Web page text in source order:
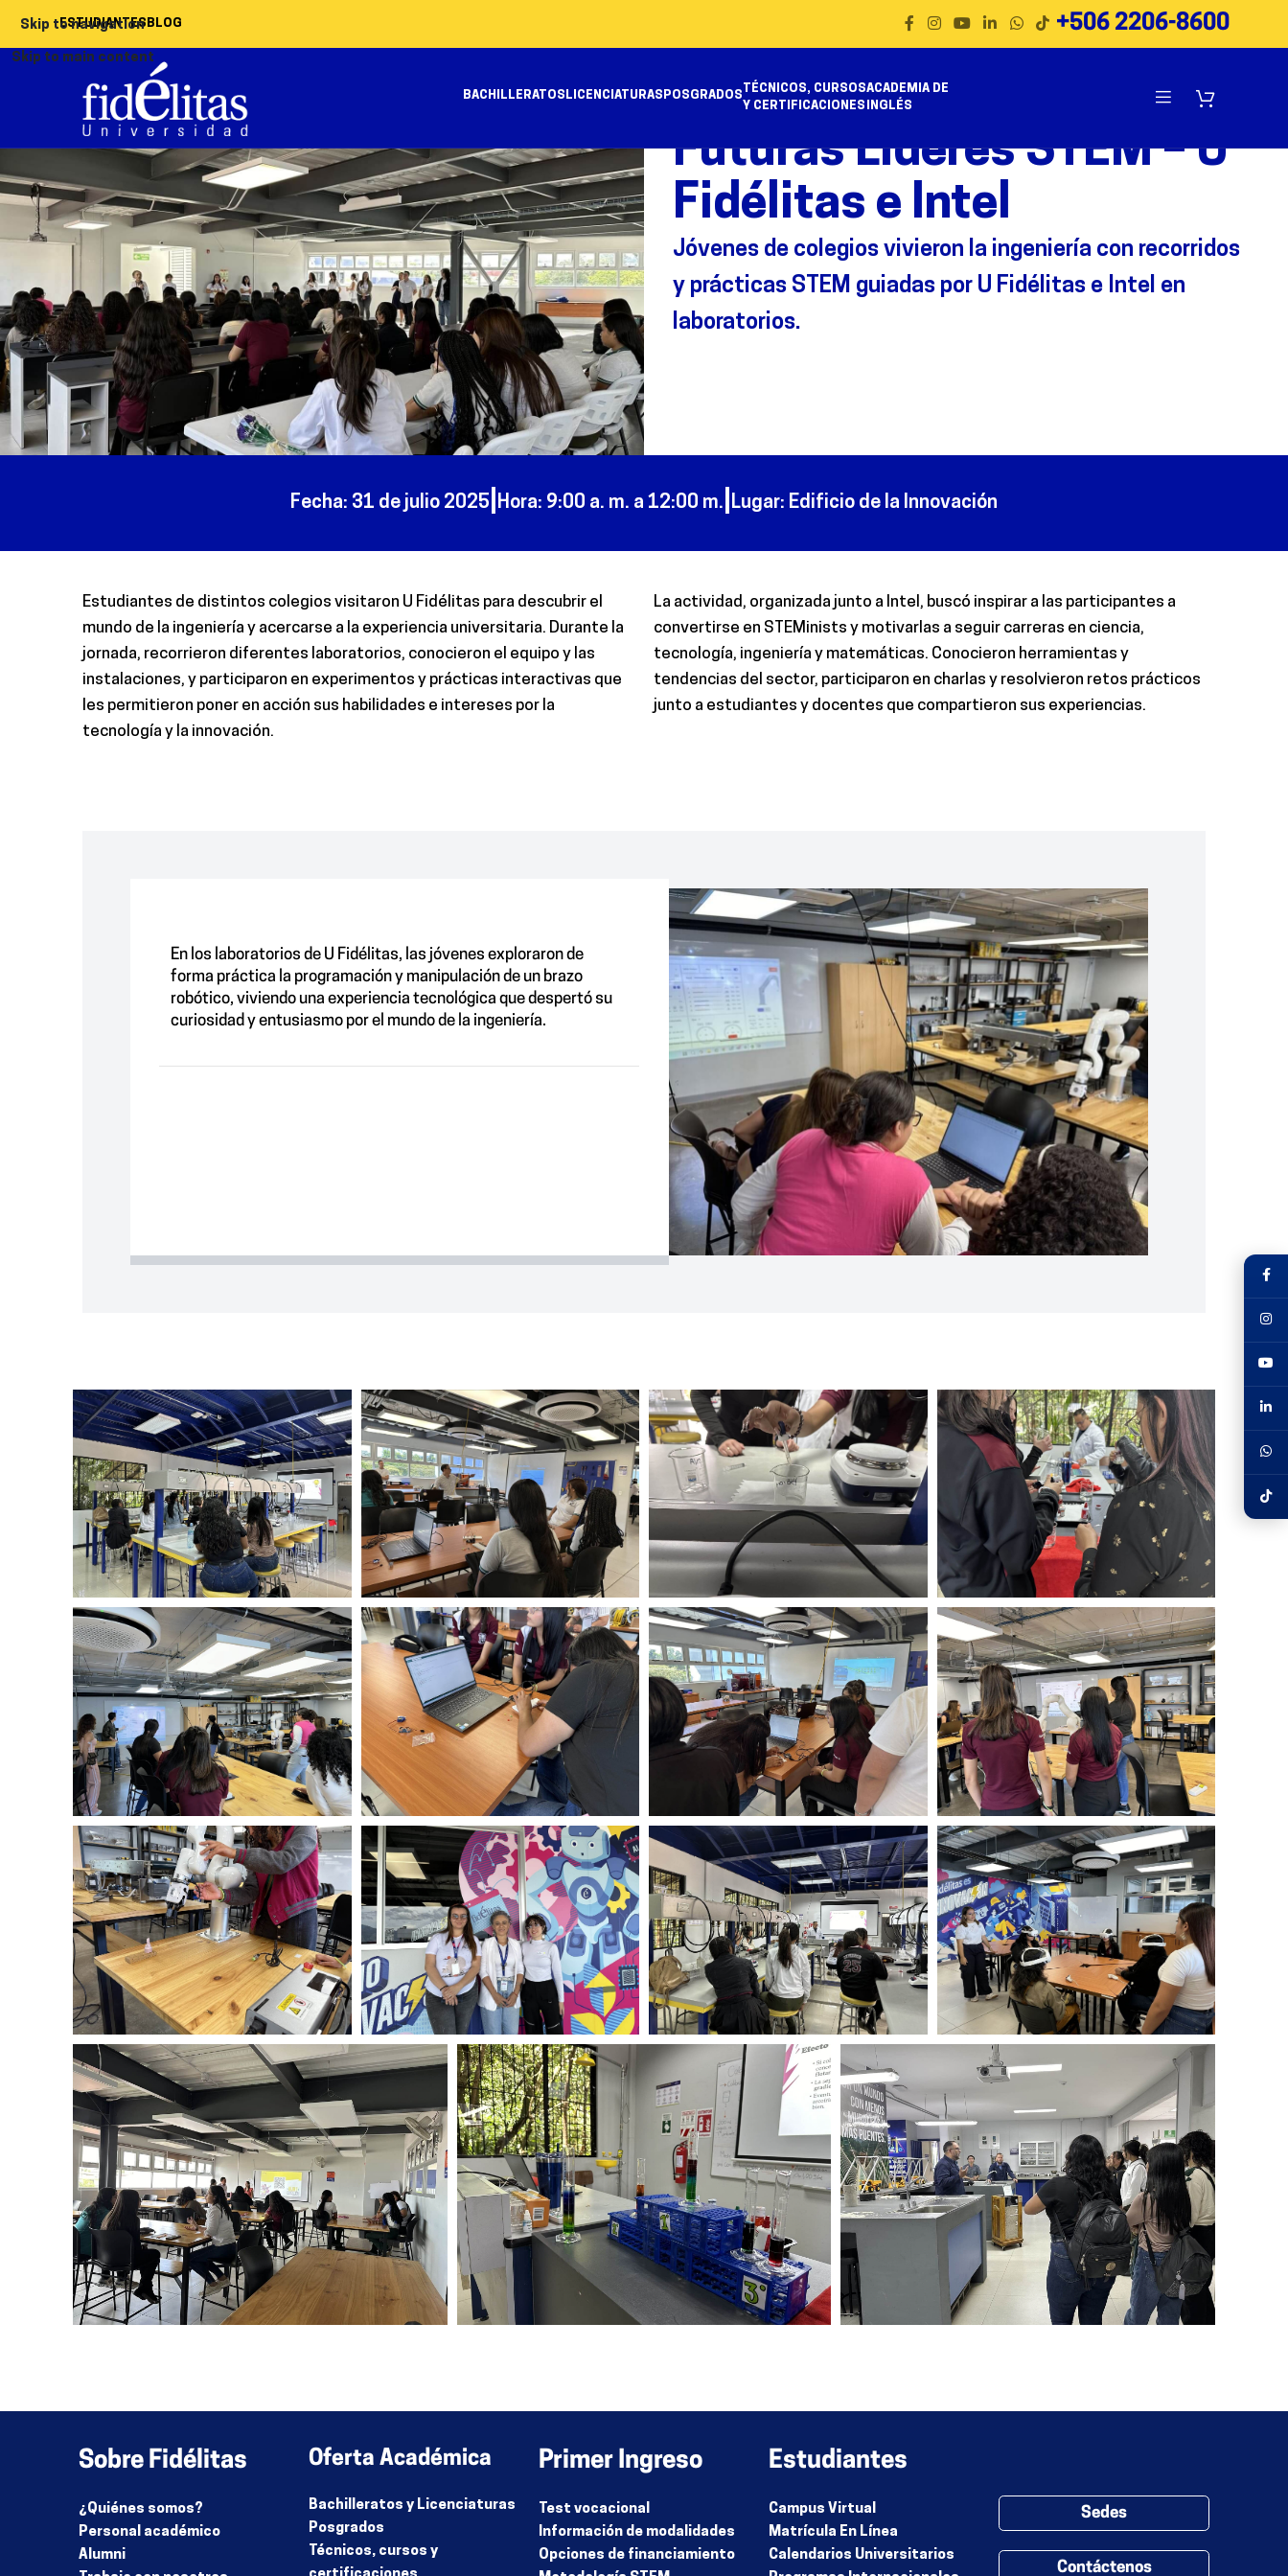
Skip to navigation
Skip to main content
ESTUDIANTES BLOG +506 2206-8600
BACHILLERATOS LICENCIATURAS POSGRADOS
TÉCNICOS, CURSOS
Y CERTIFICACIONES
ACADEMIA DE
INGLÉS
Futuras Líderes STEM – U
Fidélitas e Intel
Jóvenes de colegios vivieron la ingeniería con recorridos
y prácticas STEM guiadas por U Fidélitas e Intel en
laboratorios.
Fecha: 31 de julio 2025 Hora: 9:00 a. m. a 12:00 m. Lugar: Edificio de la Innovación
Estudiantes de distintos colegios visitaron U Fidélitas para descubrir el
mundo de la ingeniería y acercarse a la experiencia universitaria. Durante la
jornada, recorrieron diferentes laboratorios, conocieron el equipo y las
instalaciones, y participaron en experimentos y prácticas interactivas que
les permitieron poner en acción sus habilidades e intereses por la
tecnología y la innovación.
La actividad, organizada junto a Intel, buscó inspirar a las participantes a
convertirse en STEMinists y motivarlas a seguir carreras en ciencia,
tecnología, ingeniería y matemáticas. Conocieron herramientas y
tendencias del sector, participaron en charlas y resolvieron retos prácticos
junto a estudiantes y docentes que compartieron sus experiencias.
En los laboratorios de U Fidélitas, las jóvenes exploraron de
forma práctica la programación y manipulación de un brazo
robótico, viviendo una experiencia tecnológica que despertó su
curiosidad y entusiasmo por el mundo de la ingeniería.
Sobre Fidélitas
¿Quiénes somos?
Personal académico
Alumni
Oferta Académica
Bachilleratos y Licenciaturas
Posgrados
Técnicos, cursos y
Primer Ingreso
Test vocacional
Información de modalidades
Opciones de financiamiento
Estudiantes
Campus Virtual
Matrícula En Línea
Calendarios Universitarios
Sedes
Contáctenos